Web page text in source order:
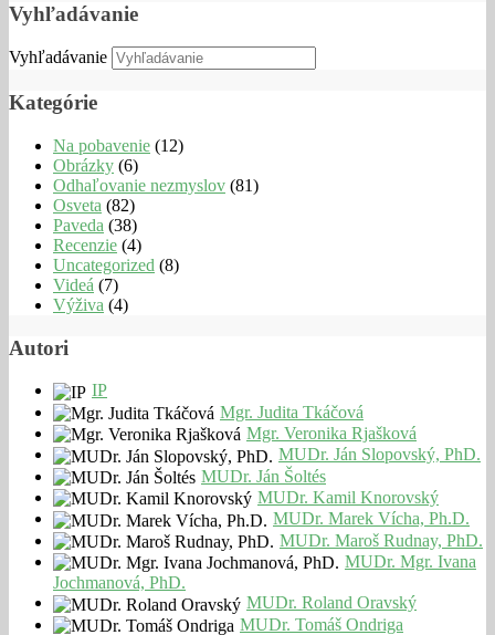
Vyhľadávanie
Vyhľadávanie
Kategórie
Na pobavenie (12)
Obrázky (6)
Odhaľovanie nezmyslov (81)
Osveta (82)
Paveda (38)
Recenzie (4)
Uncategorized (8)
Videá (7)
Výživa (4)
Autori
IP
Mgr. Judita Tkáčová
Mgr. Veronika Rjašková
MUDr. Ján Slopovský, PhD.
MUDr. Ján Šoltés
MUDr. Kamil Knorovský
MUDr. Marek Vícha, Ph.D.
MUDr. Maroš Rudnay, PhD.
MUDr. Mgr. Ivana
Jochmanová, PhD.
MUDr. Roland Oravský
MUDr. Tomáš Ondriga